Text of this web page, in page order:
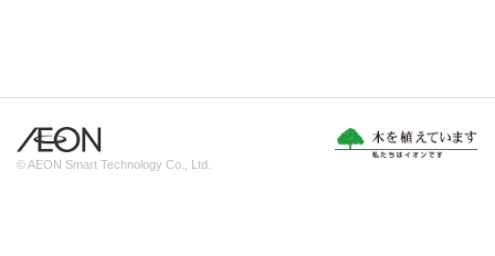
© AEON Smart Technology Co., Ltd.